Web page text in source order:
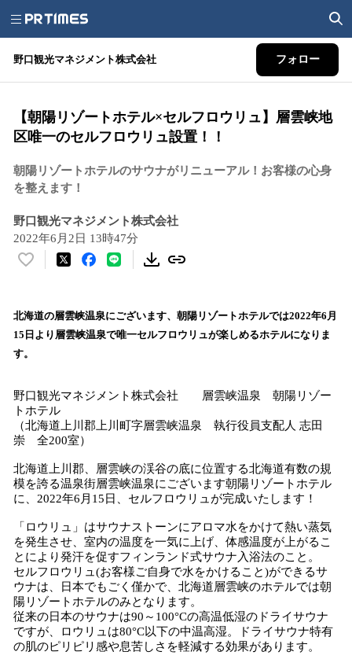
野口観光マネジメント株式会社 フォロー
【朝陽リゾートホテル×セルフロウリュ】層雲峡地
区唯一のセルフロウリュ設置！！
朝陽リゾートホテルのサウナがリニューアル！お客様の心身
を整えます！
野口観光マネジメント株式会社
2022年6月2日 13時47分
い
！
数
込
み
中
で
す
北海道の層雲峡温泉にございます、朝陽リゾートホテルでは2022年6月
15日より層雲峡温泉で唯一セルフロウリュが楽しめるホテルになりま
す。
野口観光マネジメント株式会社 層雲峡温泉 朝陽リゾー
トホテル
（北海道上川郡上川町字層雲峡温泉 執行役員支配人 志田
崇 全200室）
北海道上川郡、層雲峡の渓谷の底に位置する北海道有数の規
模を誇る温泉街層雲峡温泉にございます朝陽リゾートホテル
に、2022年6月15日、セルフロウリュが完成いたします！
「ロウリュ」はサウナストーンにアロマ水をかけて熱い蒸気
を発生させ、室内の温度を一気に上げ、体感温度が上がるこ
とにより発汗を促すフィンランド式サウナ入浴法のこと。
セルフロウリュ(お客様ご自身で水をかけること)ができるサ
ウナは、日本でもごく僅かで、北海道層雲峡のホテルでは朝
陽リゾートホテルのみとなります。
従来の日本のサウナは90～100°Cの高温低湿のドライサウナ
ですが、ロウリュは80°C以下の中温高湿。ドライサウナ特有
の肌のピリピリ感や息苦しさを軽減する効果があります。